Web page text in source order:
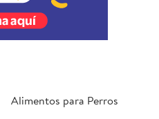
Alimentos para Perros